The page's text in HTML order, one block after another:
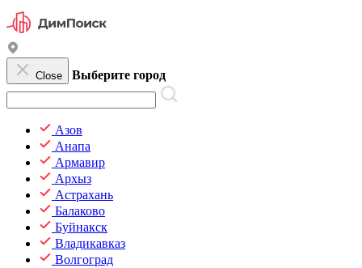
Close Выберите город
Азов
Анапа
Армавир
Архыз
Астрахань
Балаково
Буйнакск
Владикавказ
Волгоград